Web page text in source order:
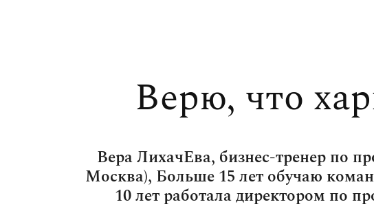
Верю, что
Вера ЛихачЕва, бизнес-тренер по
Москва), Больше 15 лет обучаю
10 лет работала директором по